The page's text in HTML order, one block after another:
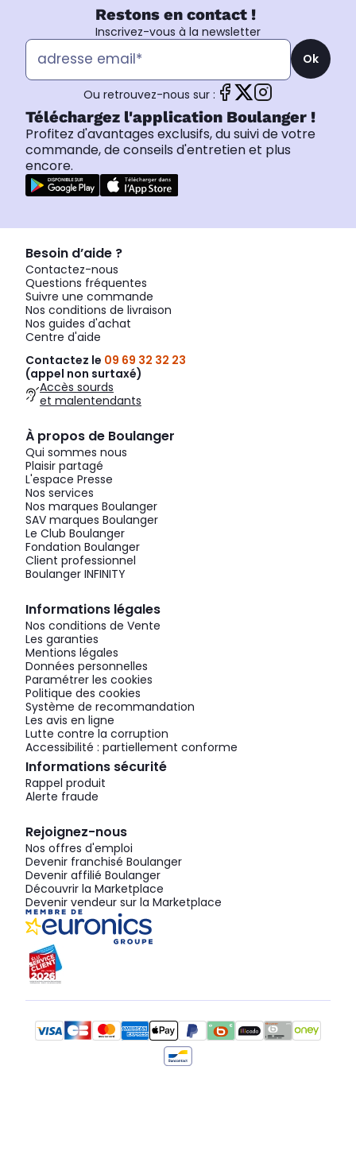
Restons en contact !
Inscrivez-vous à la newsletter
Ok
Ou retrouvez-nous sur :
Téléchargez l'application Boulanger !
Profitez d'avantages exclusifs, du suivi de votre
commande, de conseils d'entretien et plus
encore.
Besoin d’aide ?
Contactez-nous
Questions fréquentes
Suivre une commande
Nos conditions de livraison
Nos guides d'achat
Centre d'aide
Contactez le 09 69 32 32 23
(appel non surtaxé)
Accès sourds
et malentendants
À propos de Boulanger
Qui sommes nous
Plaisir partagé
L'espace Presse
Nos services
Nos marques Boulanger
SAV marques Boulanger
Le Club Boulanger
Fondation Boulanger
Client professionnel
Boulanger INFINITY
Informations légales
Nos conditions de Vente
Les garanties
Mentions légales
Données personnelles
Paramétrer les cookies
Politique des cookies
Système de recommandation
Les avis en ligne
Lutte contre la corruption
Accessibilité : partiellement conforme
Informations sécurité
Rappel produit
Alerte fraude
Rejoignez-nous
Nos offres d'emploi
Devenir franchisé Boulanger
Devenir affilié Boulanger
Découvrir la Marketplace
Devenir vendeur sur la Marketplace